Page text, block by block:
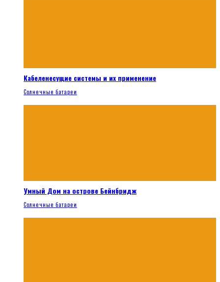
Кабеленесущие системы и их применение
Солнечные батареи
Умный Дом на острове Бейнбридж
Солнечные батареи